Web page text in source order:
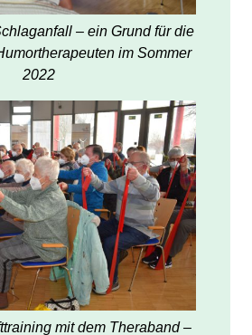
– ein Grund für die
im Sommer
2022
mit dem Theraband –